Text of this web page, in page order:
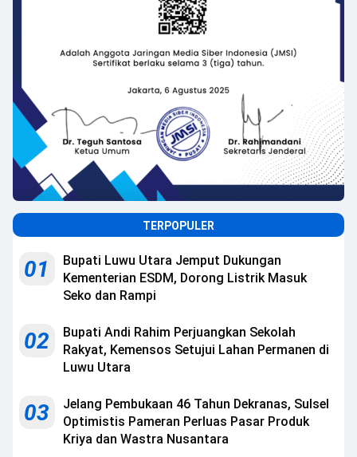
TERPOPULER
01
Bupati Luwu Utara Jemput Dukungan
Kementerian ESDM, Dorong Listrik Masuk
Seko dan Rampi
02
Bupati Andi Rahim Perjuangkan Sekolah
Rakyat, Kemensos Setujui Lahan Permanen di
Luwu Utara
03
Jelang Pembukaan 46 Tahun Dekranas, Sulsel
Optimistis Pameran Perluas Pasar Produk
Kriya dan Wastra Nusantara